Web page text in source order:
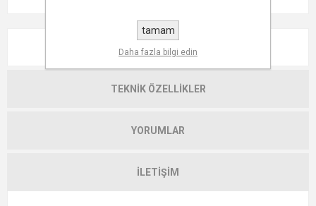
AÇIKLAMA
TEKNIK ÖZELLIKLER
YORUMLAR
İLETIŞIM
tamam
Daha fazla bilgi edin